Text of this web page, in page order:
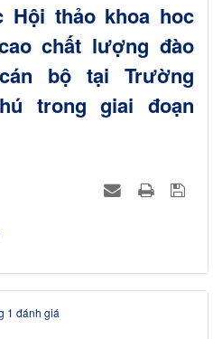
Hội thảo khoa hoc
chất lượng đào
bộ tại Trường
trong giai đoạn
1 đánh giá